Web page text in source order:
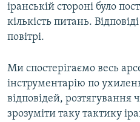
іранській стороні було
кількість питань.
повітрі.
Ми спостерігаємо весь
інструментарію по
відповідей, розтягування
зрозуміти таку тактику